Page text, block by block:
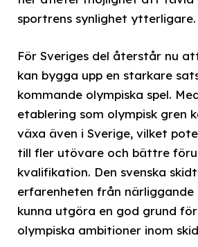
sportrens synlighet ytterligare.
För Sveriges del återstår nu
kan bygga upp en starkare
kommande olympiska spel.
etablering som olympisk gren
växa även i Sverige, vilket
till fler utövare och bättre
kvalifikation. Den svenska
erfarenheten från närliggande
kunna utgöra en god grund
olympiska ambitioner inom